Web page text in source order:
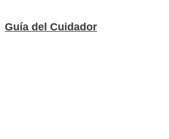
Guía del Cuidador